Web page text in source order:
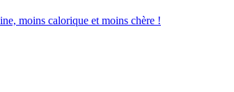
moins calorique et moins chère !